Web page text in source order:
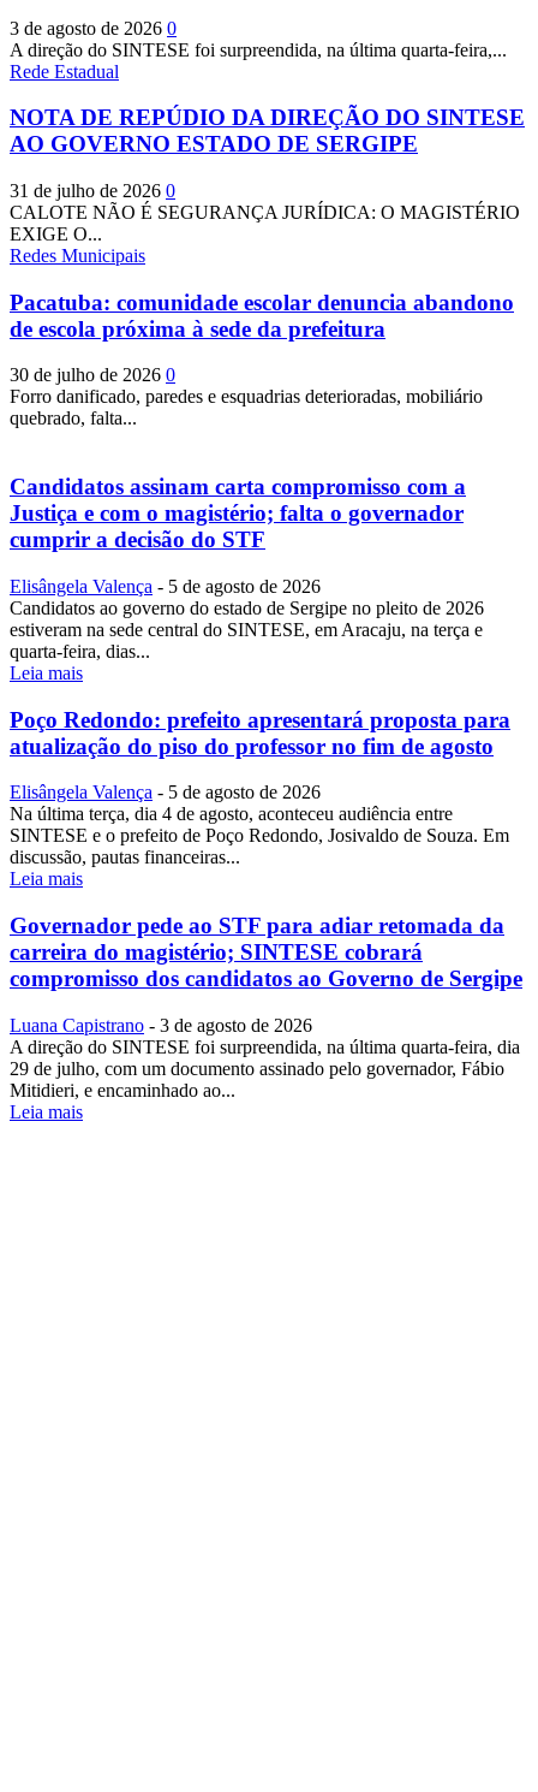
3 de agosto de 2026 0
A direção do SINTESE foi surpreendida, na última quarta-feira,...
Rede Estadual
NOTA DE REPÚDIO DA DIREÇÃO DO SINTESE
AO GOVERNO ESTADO DE SERGIPE
31 de julho de 2026 0
CALOTE NÃO É SEGURANÇA JURÍDICA: O MAGISTÉRIO
EXIGE O...
Redes Municipais
Pacatuba: comunidade escolar denuncia abandono
de escola próxima à sede da prefeitura
30 de julho de 2026 0
Forro danificado, paredes e esquadrias deterioradas, mobiliário
quebrado, falta...
Candidatos assinam carta compromisso com a
Justiça e com o magistério; falta o governador
cumprir a decisão do STF
Elisângela Valença - 5 de agosto de 2026
Candidatos ao governo do estado de Sergipe no pleito de 2026
estiveram na sede central do SINTESE, em Aracaju, na terça e
quarta-feira, dias...
Leia mais
Poço Redondo: prefeito apresentará proposta para
atualização do piso do professor no fim de agosto
Elisângela Valença - 5 de agosto de 2026
Na última terça, dia 4 de agosto, aconteceu audiência entre
SINTESE e o prefeito de Poço Redondo, Josivaldo de Souza. Em
discussão, pautas financeiras...
Leia mais
Governador pede ao STF para adiar retomada da
carreira do magistério; SINTESE cobrará
compromisso dos candidatos ao Governo de Sergipe
Luana Capistrano - 3 de agosto de 2026
A direção do SINTESE foi surpreendida, na última quarta-feira, dia
29 de julho, com um documento assinado pelo governador, Fábio
Mitidieri, e encaminhado ao...
Leia mais